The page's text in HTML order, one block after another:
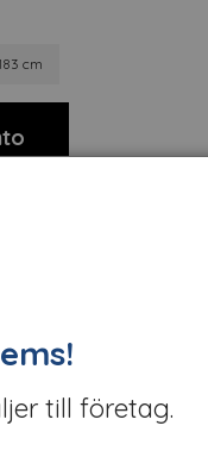
cm
till företag.